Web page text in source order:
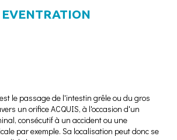
EVENTRATION
est le passage de l'intestin grêle ou du gros
un orifice ACQUIS, à l'occasion d'un
consécutif à un accident ou une
par exemple. Sa localisation peut donc se